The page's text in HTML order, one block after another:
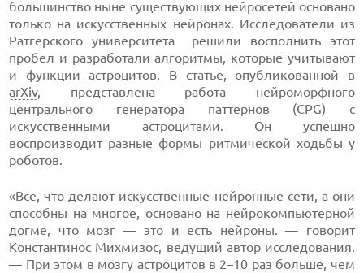
большинство ныне существующих нейросетей основано
только на искусственных нейронах. Исследователи из
Ратгерского университета решили восполнить этот
пробел и разработали алгоритмы, которые учитывают
и функции астроцитов. В статье, опубликованной в
arXiv, представлена работа нейроморфного
центрального генератора паттернов (CPG) с
искусственными астроцитами. Он успешно
воспроизводит разные формы ритмической ходьбы у
роботов.
«Все, что делают искусственные нейронные сети, а они
способны на многое, основано на нейрокомпьютерной
догме, что мозг — это и есть нейроны. — говорит
Константинос Михмизос, ведущий автор исследования.
— При этом в мозгу астроцитов в 2–10 раз больше, чем